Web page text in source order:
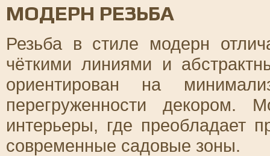
МОДЕРН РЕЗЬБА
Резьба в стиле модерн
чёткими линиями и
ориентирован на
перегруженности декором.
интерьеры, где преобладает
современные садовые зоны.